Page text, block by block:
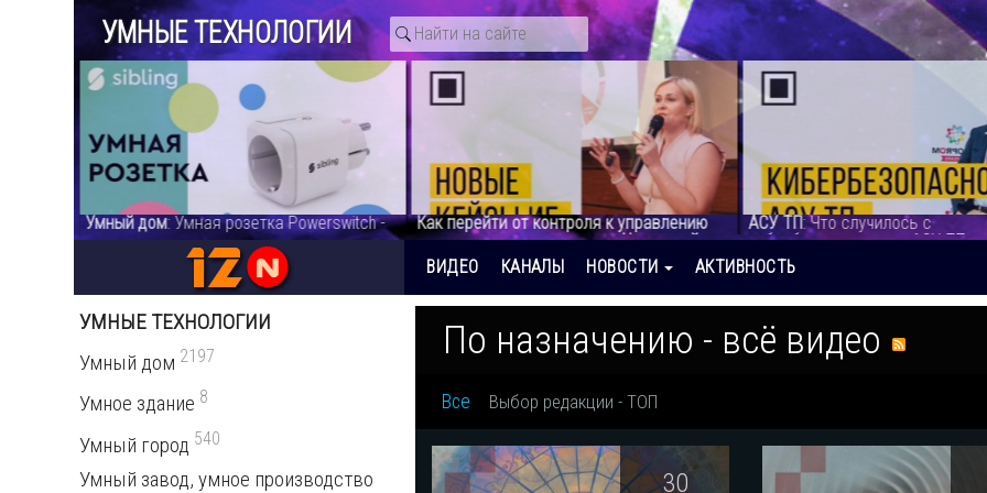
УМНЫЕ ТЕХНОЛОГИИ
Умный дом: Умная розетка Powerswitch -
видео
Как перейти от контроля к управлению
корпоративными данными. Новые кейсы
информационной безо
АСУ ТП: Что случилось с
кибербезопасностью АСУ ТП -
ВИДЕО
КАНАЛЫ НОВОСТИ АКТИВНОСТЬ
По назначению - всё видео
Все Выбор редакции - ТОП
30
УМНЫЕ ТЕХНОЛОГИИ
Умный дом 2197
Умное здание 8
Умный город 540
Умный завод, умное производство